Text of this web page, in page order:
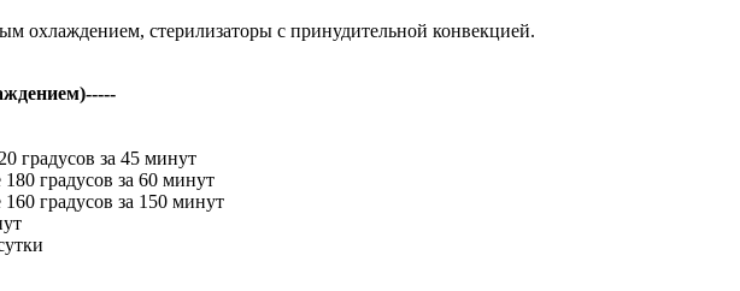
охлаждением, стерилизаторы с принудительной конвекцией.
градусов за 45 минут
градусов за 60 минут
градусов за 150 минут